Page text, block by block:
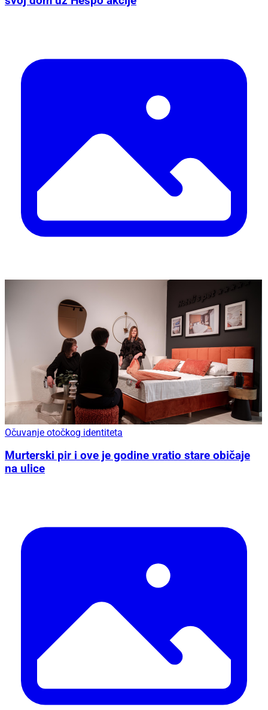
Očuvanje otočkog identiteta
Murterski pir i ove je godine vratio stare običaje
na ulice